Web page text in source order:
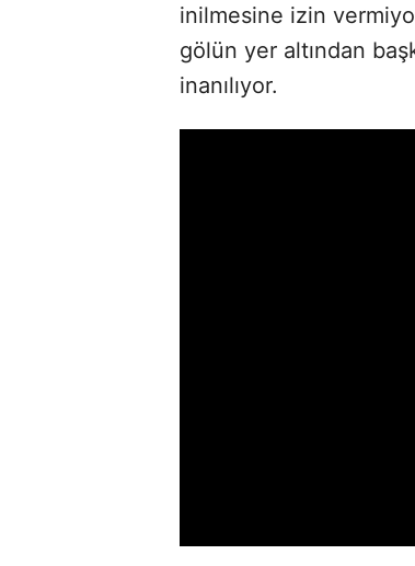
inilmesine izin
gölün yer altından
inanılıyor.